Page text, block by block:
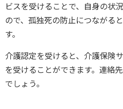
ビスを受けることで、自身の状
ので、孤独死の防止につながる
す。
介護認定を受けると、介護保険
を受けることができます。連絡
でしょう。